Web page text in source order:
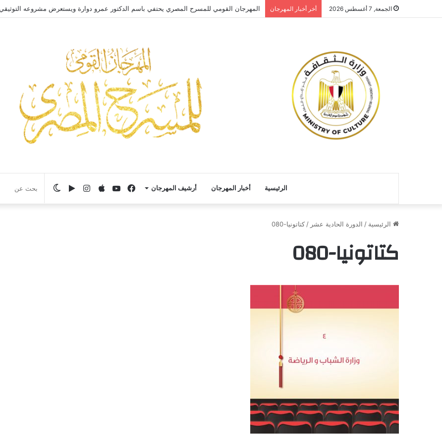
الجمعة, 7 أغسطس 2026 أخر أخبار المهرجان المهرجان القومي للمسرح المصري يحتفي باسم الدكتور عمرو دوارة ويستعرض مشروعه
الرئيسية أخبار المهرجان أرشيف المهرجان الوضع‏Google
انستقرام يوتيوب
فيسبوك
الرئيسية / الدورة الحادية عشر / كتاتونيا-080
كتاتونيا-080